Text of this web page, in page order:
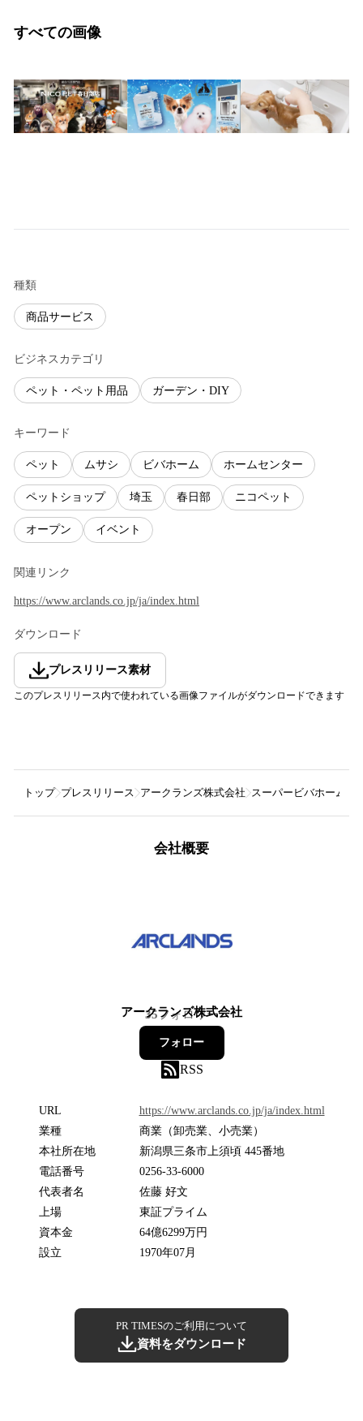
すべての画像
種類
商品サービス
ビジネスカテゴリ
ペット・ペット用品 ガーデン・DIY
キーワード
ペット ムサシ ビバホーム ホームセンター
ペットショップ 埼玉 春日部 ニコペット
オープン イベント
関連リンク
https://www.arclands.co.jp/ja/index.html
ダウンロード
プレスリリース素材
このプレスリリース内で使われている画像ファイルがダウンロードできます
トップ プレスリリース アークランズ株式会社 スーパービバホーム春
会社概要
アークランズ株式会社
35フォロワー
フォロー
RSS
URL
https://www.arclands.co.jp/ja/index.html
業種
商業（卸売業、小売業）
本社所在地
新潟県三条市上須頃 445番地
電話番号
0256-33-6000
代表者名
佐藤 好文
上場
東証プライム
資本金
64億6299万円
設立
1970年07月
PR TIMESのご利用について
資料をダウンロード